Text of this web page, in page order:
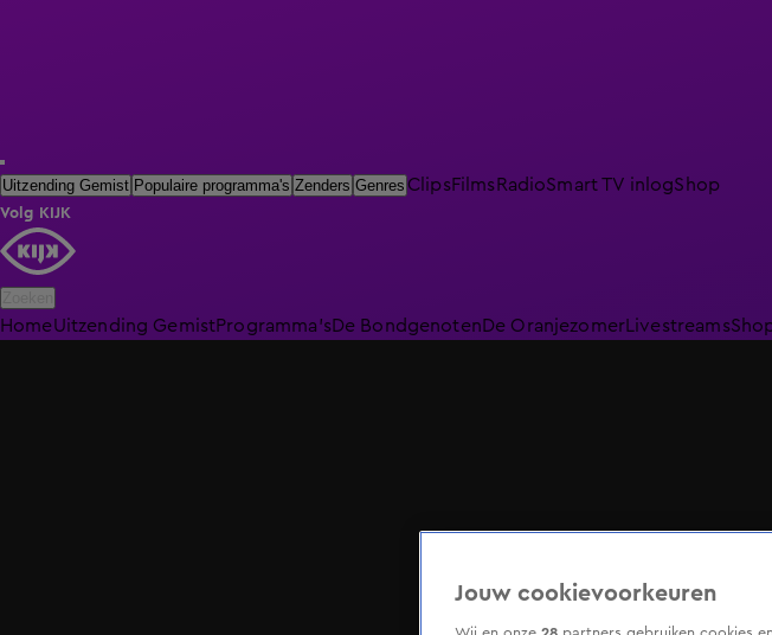
Uitzending Gemist Populaire programma's Zenders Genres ClipsFilmsRadioSmart TV inlogShop
Volg KIJK
HomeUitzending GemistProgramma'sDe BondgenotenDe Oranjezomer Livestreams
Jouw cookievoorkeuren